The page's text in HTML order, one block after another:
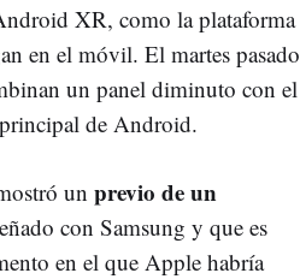
XR, como la plataforma
en el móvil. El martes pasado
un panel diminuto con el
de Android.
un previo de un
con Samsung y que es
en el que Apple habría